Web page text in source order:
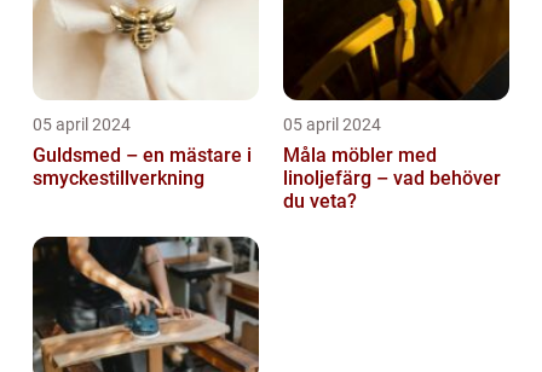
05 april 2024
Guldsmed – en mästare i
smyckestillverkning
05 april 2024
Måla möbler med
linoljefärg – vad behöver
du veta?